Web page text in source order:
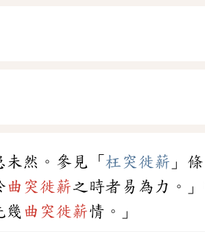
然。參見「 枉突徙薪 」
曲突徙薪之時者易為力。
幾 曲突徙薪情。」